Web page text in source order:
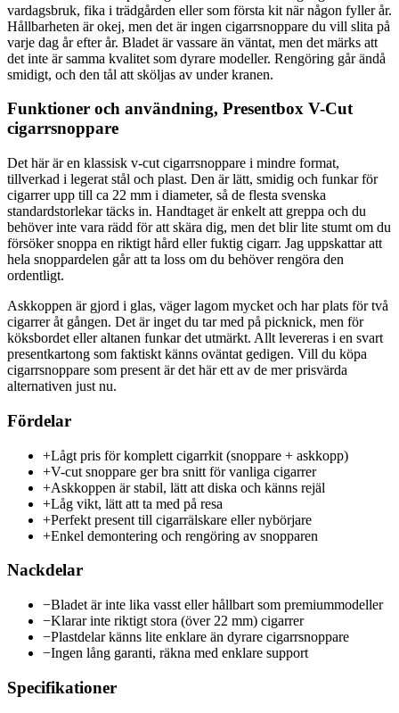
vardagsbruk, fika i trädgården eller som första kit när någon fyller år.
Hållbarheten är okej, men det är ingen cigarrsnoppare du vill slita på
varje dag år efter år. Bladet är vassare än väntat, men det märks att
det inte är samma kvalitet som dyrare modeller. Rengöring går ändå
smidigt, och den tål att sköljas av under kranen.
Funktioner och användning, Presentbox V-Cut
cigarrsnoppare
Det här är en klassisk v-cut cigarrsnoppare i mindre format,
tillverkad i legerat stål och plast. Den är lätt, smidig och funkar för
cigarrer upp till ca 22 mm i diameter, så de flesta svenska
standardstorlekar täcks in. Handtaget är enkelt att greppa och du
behöver inte vara rädd för att skära dig, men det blir lite stumt om du
försöker snoppa en riktigt hård eller fuktig cigarr. Jag uppskattar att
hela snoppardelen går att ta loss om du behöver rengöra den
ordentligt.
Askkoppen är gjord i glas, väger lagom mycket och har plats för två
cigarrer åt gången. Det är inget du tar med på picknick, men för
köksbordet eller altanen funkar det utmärkt. Allt levereras i en svart
presentkartong som faktiskt känns oväntat gedigen. Vill du köpa
cigarrsnoppare som present är det här ett av de mer prisvärda
alternativen just nu.
Fördelar
+Lågt pris för komplett cigarrkit (snoppare + askkopp)
+V-cut snoppare ger bra snitt för vanliga cigarrer
+Askkoppen är stabil, lätt att diska och känns rejäl
+Låg vikt, lätt att ta med på resa
+Perfekt present till cigarrälskare eller nybörjare
+Enkel demontering och rengöring av snopparen
Nackdelar
−Bladet är inte lika vasst eller hållbart som premiummodeller
−Klarar inte riktigt stora (över 22 mm) cigarrer
−Plastdelar känns lite enklare än dyrare cigarrsnoppare
−Ingen lång garanti, räkna med enklare support
Specifikationer